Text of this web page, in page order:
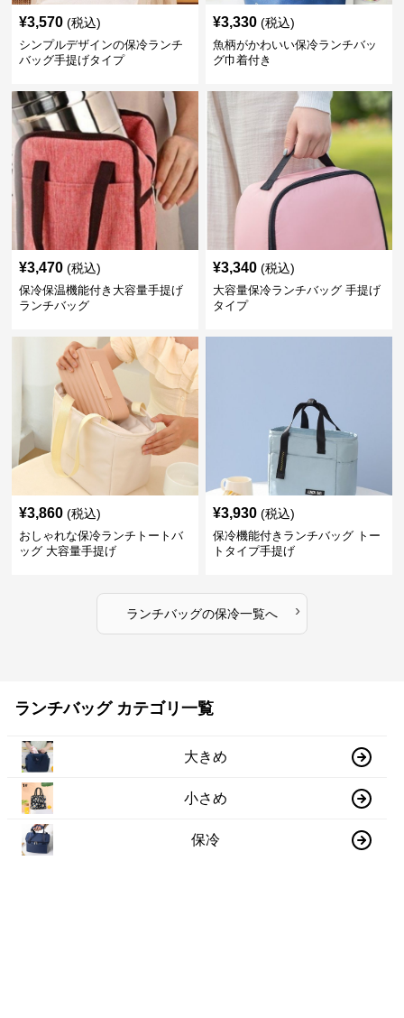
¥3,570 (税込)
シンプルデザインの保冷ランチ
バッグ手提げタイプ
¥3,330 (税込)
魚柄がかわいい保冷ランチバッ
グ巾着付き
¥3,470 (税込)
保冷保温機能付き大容量手提げ
ランチバッグ
¥3,340 (税込)
大容量保冷ランチバッグ 手提げ
タイプ
¥3,860 (税込)
おしゃれな保冷ランチトートバ
ッグ 大容量手提げ
¥3,930 (税込)
保冷機能付きランチバッグ トー
トタイプ手提げ
ランチバッグの保冷一覧へ ›
ランチバッグ カテゴリ一覧
大きめ
小さめ
保冷